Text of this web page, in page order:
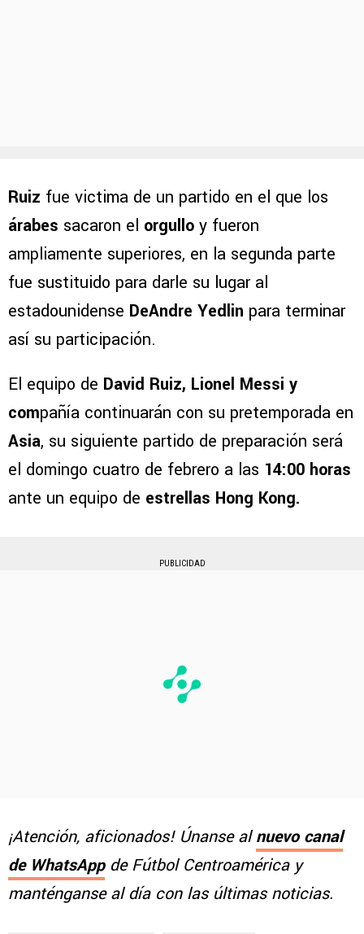
Ruiz fue victima de un partido en el que los
árabes sacaron el orgullo y fueron
ampliamente superiores, en la segunda parte
fue sustituido para darle su lugar al
estadounidense DeAndre Yedlin para terminar
así su participación.
El equipo de David Ruiz, Lionel Messi y
compañía continuarán con su pretemporada en
Asia, su siguiente partido de preparación será
el domingo cuatro de febrero a las 14:00 horas
ante un equipo de estrellas Hong Kong.
PUBLICIDAD
¡Atención, aficionados! Únanse alnuevo canal
de WhatsAppde Fútbol Centroamérica y
manténganse al día con las últimas noticias.